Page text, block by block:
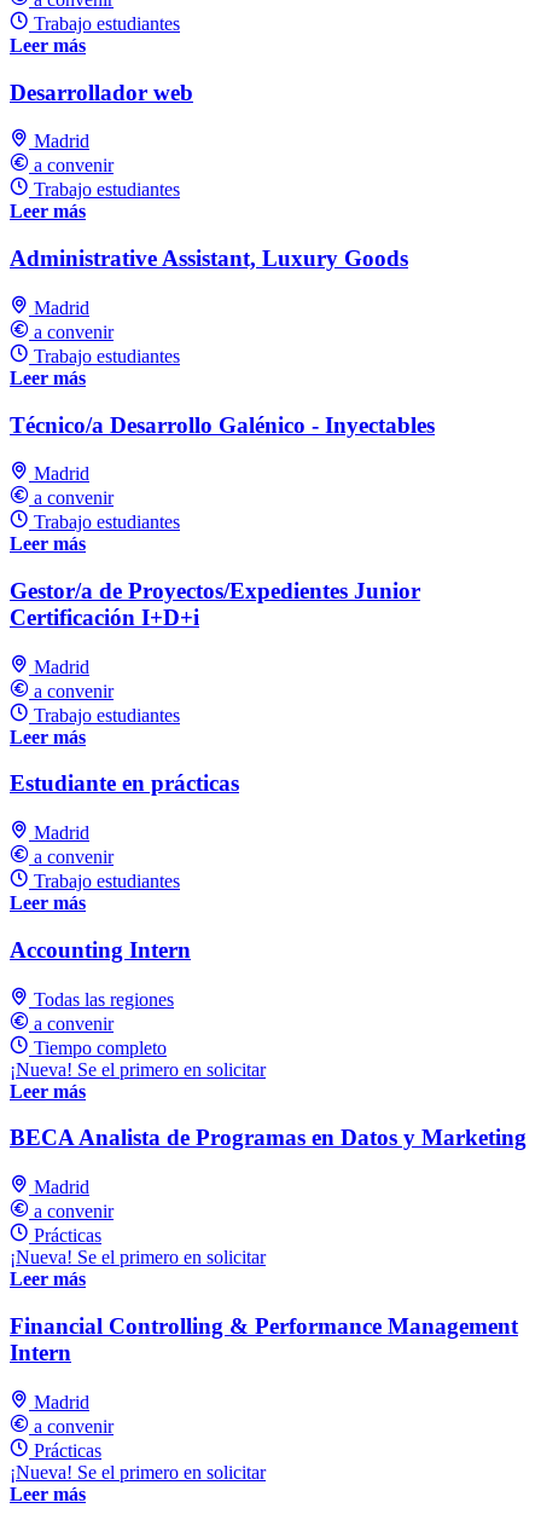
Trabajo estudiantes
Leer más
Desarrollador web
Madrid
a convenir
Trabajo estudiantes
Leer más
Administrative Assistant, Luxury Goods
Madrid
a convenir
Trabajo estudiantes
Leer más
Técnico/a Desarrollo Galénico - Inyectables
Madrid
a convenir
Trabajo estudiantes
Leer más
Gestor/a de Proyectos/Expedientes Junior
Certificación I+D+i
Madrid
a convenir
Trabajo estudiantes
Leer más
Estudiante en prácticas
Madrid
a convenir
Trabajo estudiantes
Leer más
Accounting Intern
Todas las regiones
a convenir
Tiempo completo
¡Nueva! Se el primero en solicitar
Leer más
BECA Analista de Programas en Datos y Marketing
Madrid
a convenir
Prácticas
¡Nueva! Se el primero en solicitar
Leer más
Financial Controlling & Performance Management
Intern
Madrid
a convenir
Prácticas
¡Nueva! Se el primero en solicitar
Leer más